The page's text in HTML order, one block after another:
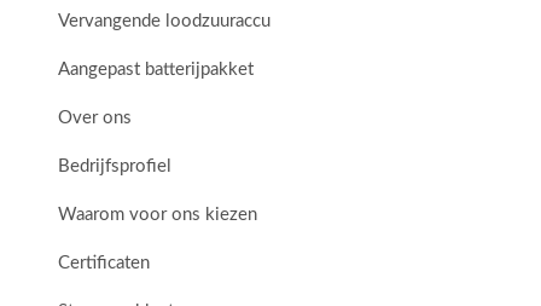
Vervangende loodzuuraccu
Aangepast batterijpakket
Over ons
Bedrijfsprofiel
Waarom voor ons kiezen
Certificaten